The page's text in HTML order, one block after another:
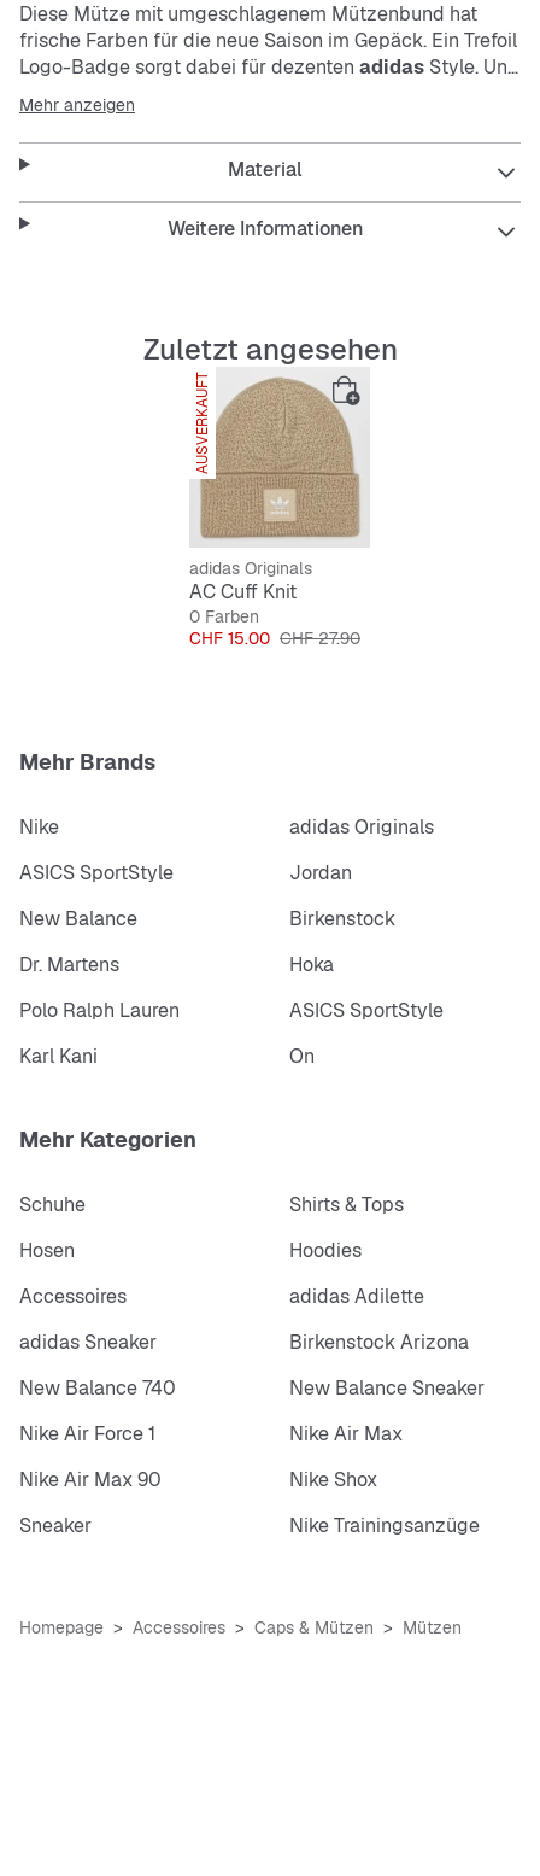
Diese Mütze mit umgeschlagenem Mützenbund hat
frische Farben für die neue Saison im Gepäck. Ein Trefoil
Logo-Badge sorgt dabei für dezenten adidas Style. Und
die obere Naht sorgt für eine perfekte Passform.
Mehr anzeigen
Material
Weitere Informationen
Zuletzt angesehen
AUSVERKAUFT
adidas Originals
AC Cuff Knit
0 Farben
Preis
CHF 15.00 Originalpreis
CHF 27.90
Mehr Brands
Nike
adidas Originals
ASICS SportStyle
Jordan
New Balance
Birkenstock
Dr. Martens
Hoka
Polo Ralph Lauren
ASICS SportStyle
Karl Kani
On
Mehr Kategorien
Schuhe
Shirts & Tops
Hosen
Hoodies
Accessoires
adidas Adilette
adidas Sneaker
Birkenstock Arizona
New Balance 740
New Balance Sneaker
Nike Air Force 1
Nike Air Max
Nike Air Max 90
Nike Shox
Sneaker
Nike Trainingsanzüge
Homepage Accessoires Caps & Mützen Mützen